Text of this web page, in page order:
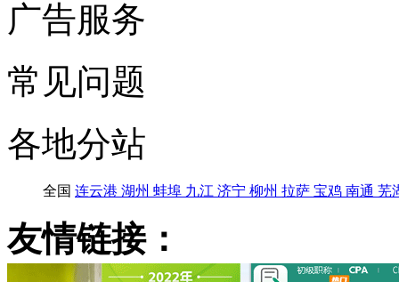
广告服务
常见问题
各地分站
全国 连云港 湖州 蚌埠 九江 济宁 柳州 拉萨 宝鸡 南通 芜
友情链接：